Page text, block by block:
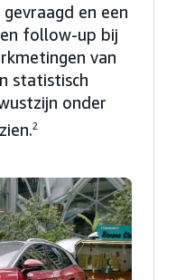
en een
follow-up bij
van
statistisch
onder
2